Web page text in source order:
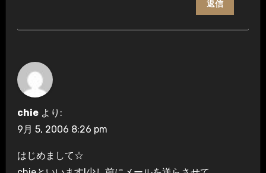
返信
chie より:
9月 5, 2006 8:26 pm
はじめまして☆